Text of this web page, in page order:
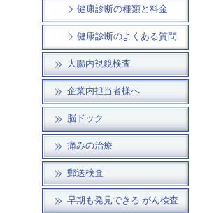
健康診断の種類と料金
健康診断のよくある質問
大腸内視鏡検査
企業内担当者様へ
脳ドック
痛みの治療
郵送検査
早期も発見できる がん検査